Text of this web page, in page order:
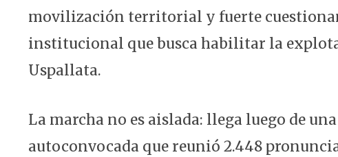
movilización territorial y fuerte
institucional que busca habilitar la
Uspallata.
La marcha no es aislada: llega luego de
autoconvocada que reunió 2.448